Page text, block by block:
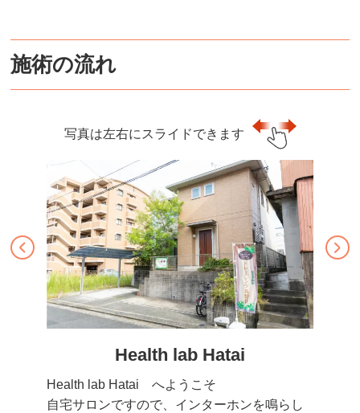
施術の流れ
写真は左右にスライドできます
Health lab Hatai
Health lab Hatai へようこそ
自宅サロンですので、インターホンを鳴らし